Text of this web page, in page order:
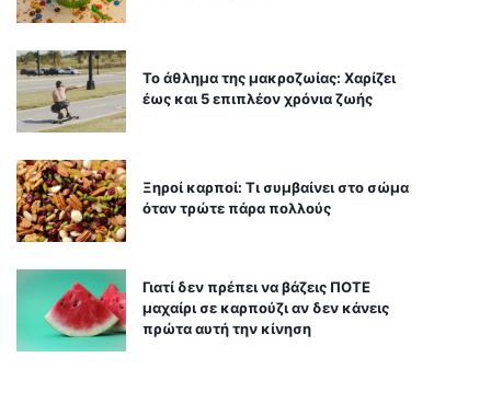
Το άθλημα της μακροζωίας: Χαρίζει
έως και 5 επιπλέον χρόνια ζωής
Ξηροί καρποί: Τι συμβαίνει στο σώμα
όταν τρώτε πάρα πολλούς
Γιατί δεν πρέπει να βάζεις ΠΟΤΕ
μαχαίρι σε καρπούζι αν δεν κάνεις
πρώτα αυτή την κίνηση